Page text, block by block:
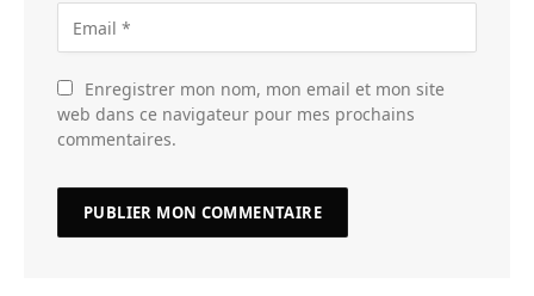
Enregistrer mon nom, mon email et mon site
web dans ce navigateur pour mes prochains
commentaires.